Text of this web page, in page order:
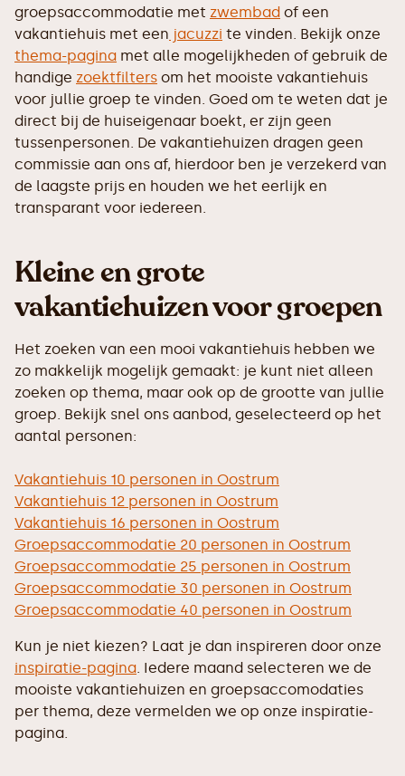
groepsaccommodatie met zwembad of een
vakantiehuis met een jacuzzi te vinden. Bekijk onze
thema-pagina met alle mogelijkheden of gebruik de
handige zoektfilters om het mooiste vakantiehuis
voor jullie groep te vinden. Goed om te weten dat je
direct bij de huiseigenaar boekt, er zijn geen
tussenpersonen. De vakantiehuizen dragen geen
commissie aan ons af, hierdoor ben je verzekerd van
de laagste prijs en houden we het eerlijk en
transparant voor iedereen.
Kleine en grote
vakantiehuizen voor groepen
Het zoeken van een mooi vakantiehuis hebben we
zo makkelijk mogelijk gemaakt: je kunt niet alleen
zoeken op thema, maar ook op de grootte van jullie
groep. Bekijk snel ons aanbod, geselecteerd op het
aantal personen:
Vakantiehuis 10 personen in Oostrum
Vakantiehuis 12 personen in Oostrum
Vakantiehuis 16 personen in Oostrum
Groepsaccommodatie 20 personen in Oostrum
Groepsaccommodatie 25 personen in Oostrum
Groepsaccommodatie 30 personen in Oostrum
Groepsaccommodatie 40 personen in Oostrum
Kun je niet kiezen? Laat je dan inspireren door onze
inspiratie-pagina . Iedere maand selecteren we de
mooiste vakantiehuizen en groepsaccomodaties
per thema, deze vermelden we op onze inspiratie-
pagina.